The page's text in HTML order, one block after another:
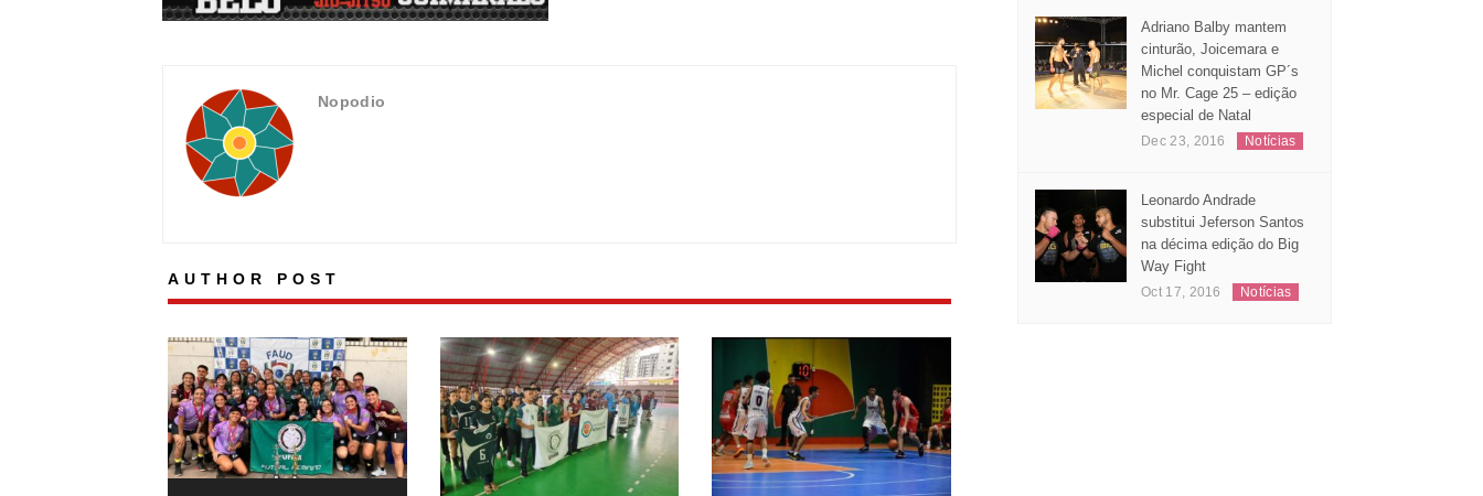
Nopodio
AUTHOR POST
Adriano Balby mantem
cinturão, Joicemara e
Michel conquistam GP´s
no Mr. Cage 25 – edição
especial de Natal
Dec 23, 2016 Notícias
Leonardo Andrade
substitui Jeferson Santos
na décima edição do Big
Way Fight
Oct 17, 2016 Notícias